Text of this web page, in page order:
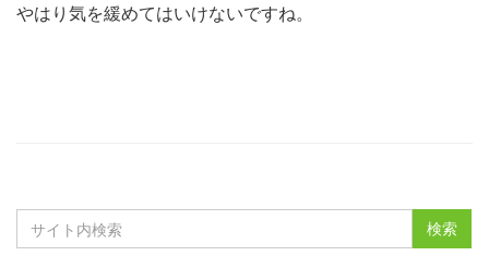
やはり気を緩めてはいけないですね。